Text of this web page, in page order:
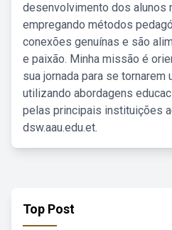
desenvolvimento dos alunos
empregando métodos
conexões genuínas e são
e paixão. Minha missão é
sua jornada para se tornarem
utilizando abordagens
pelas principais instituições
dsw.aau.edu.et.
Top Post